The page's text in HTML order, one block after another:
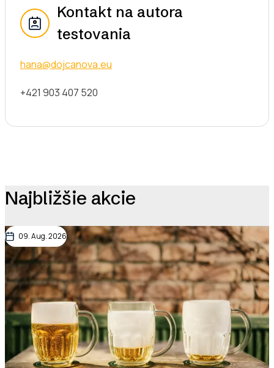
Kontakt na autora
testovania
hana@dojcanova.eu
+421 903 407 520
Najbližšie akcie
09. Aug. 2026